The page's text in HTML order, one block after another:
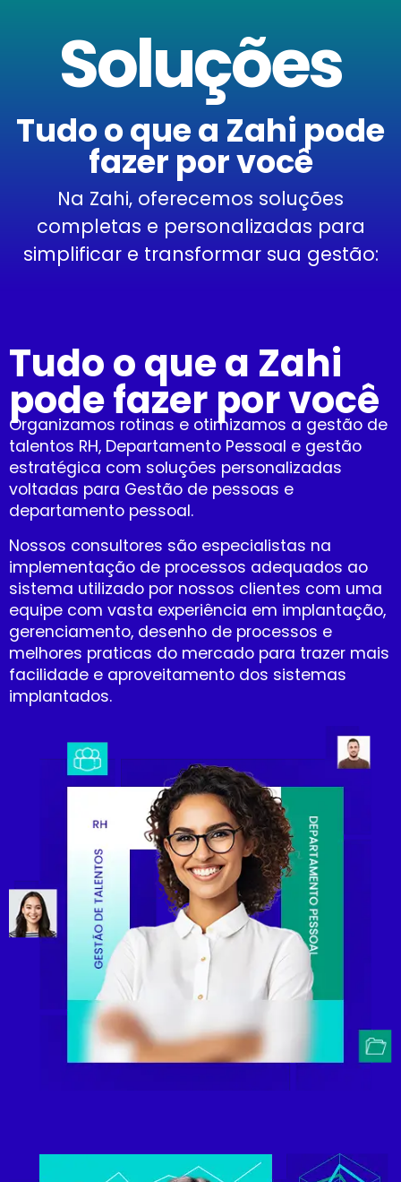
Soluções
Tudo o que a Zahi pode
fazer por você
Na Zahi, oferecemos soluções
completas e personalizadas para
simplificar e transformar sua gestão:
Tudo o que a Zahi
pode fazer por você
Organizamos rotinas e otimizamos a gestão de
talentos RH, Departamento Pessoal e gestão
estratégica com soluções personalizadas
voltadas para Gestão de pessoas e
departamento pessoal.
Nossos consultores são especialistas na
implementação de processos adequados ao
sistema utilizado por nossos clientes com uma
equipe com vasta experiência em implantação,
gerenciamento, desenho de processos e
melhores praticas do mercado para trazer mais
facilidade e aproveitamento dos sistemas
implantados.